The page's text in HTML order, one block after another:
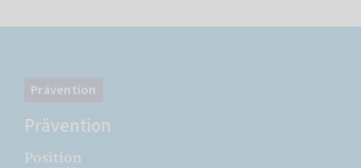
Prävention
Prävention
Position